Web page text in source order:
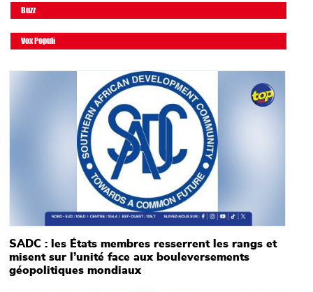
Buzz
Vox Populi
SADC : les États membres resserrent les rangs et
misent sur l’unité face aux bouleversements
géopolitiques mondiaux